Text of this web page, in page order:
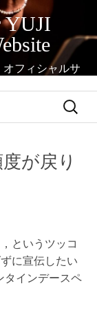
YUJI
フィシャルサ
検
が戻り
というツッコ
に宣伝したい
タインデースペ